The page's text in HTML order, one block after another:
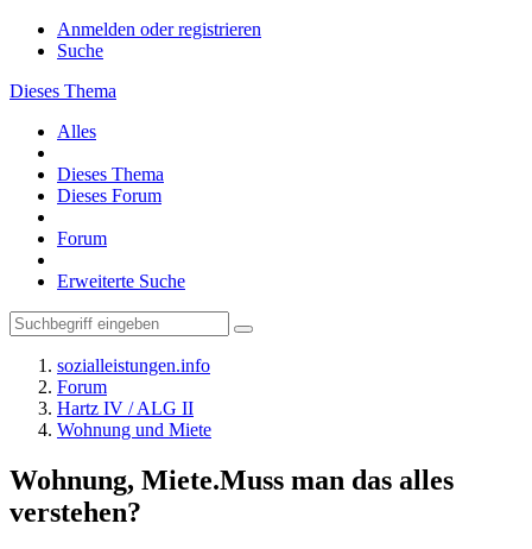
Anmelden oder registrieren
Suche
Dieses Thema
Alles
Dieses Thema
Dieses Forum
Forum
Erweiterte Suche
sozialleistungen.info
Forum
Hartz IV / ALG II
Wohnung und Miete
Wohnung, Miete.Muss man das alles
verstehen?